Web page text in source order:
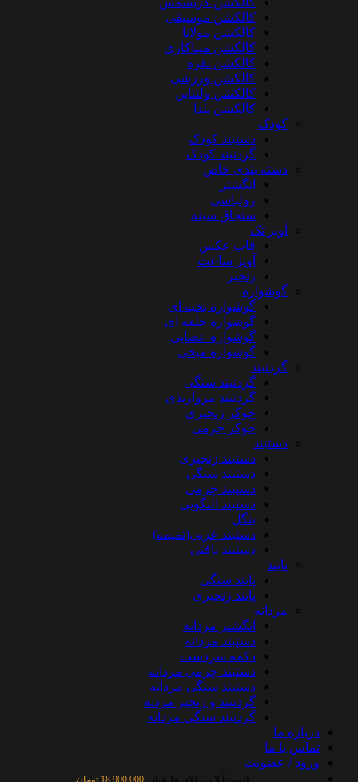
کالکشن موسیقی
کالکشن مولانا
کالکشن میناکاری
کالکشن نقره
کالکشن ورزشی
کالکشن ولنتاین
کالکشن یلدا
کودک
دستبند کودک
گردنبند کودک
دسته بندی خاص
انگشتر
رولباسی
سنجاق سینه
آویز تک
قاب عکس
آویز ساعت
زنجیر
گوشواره
گوشواره بخیه ای
گوشواره حلقه ای
گوشواره عصایی
گوشواره میخی
گردنبند
گردنبند سنگی
گردنبند مرواریدی
چوکر زنجیری
چوکر چرمی
دستبند
دستبند زنجیری
دستبند سنگی
دستبند چرمی
دستبند النگویی
بنگل
دستبند عربی(تمیمه)
دستبند بافتی
پابند
پابند سنگی
پابند زنجیری
مردانه
انگشتر مردانه
دستبند مردانه
دکمه سردست
دستبند چرمی مردانه
دستبند سنگی مردانه
گردنبند و زنجیر مردنه
گردنبند سنگی مردانه
درباره ما
تماس با ما
ورود / عضویت
قیمت آنلاین طلای ۱۸ عیار: 18,900,000 تومان